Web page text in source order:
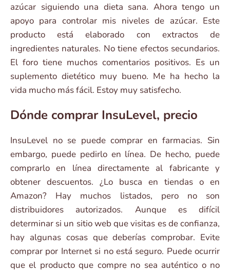
azúcar siguiendo una dieta sana. Ahora tengo un
apoyo para controlar mis niveles de azúcar. Este
producto está elaborado con extractos de
ingredientes naturales. No tiene efectos secundarios.
El foro tiene muchos comentarios positivos. Es un
suplemento dietético muy bueno. Me ha hecho la
vida mucho más fácil. Estoy muy satisfecho.
Dónde comprar InsuLevel, precio
InsuLevel no se puede comprar en farmacias. Sin
embargo, puede pedirlo en línea. De hecho, puede
comprarlo en línea directamente al fabricante y
obtener descuentos. ¿Lo busca en tiendas o en
Amazon? Hay muchos listados, pero no son
distribuidores autorizados. Aunque es difícil
determinar si un sitio web que visitas es de confianza,
hay algunas cosas que deberías comprobar. Evite
comprar por Internet si no está seguro. Puede ocurrir
que el producto que compre no sea auténtico o no